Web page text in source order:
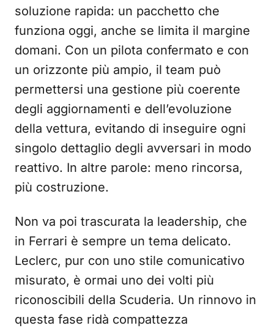
soluzione rapida: un pacchetto che
funziona oggi, anche se limita il margine
domani. Con un pilota confermato e con
un orizzonte più ampio, il team può
permettersi una gestione più coerente
degli aggiornamenti e dell’evoluzione
della vettura, evitando di inseguire ogni
singolo dettaglio degli avversari in modo
reattivo. In altre parole: meno rincorsa,
più costruzione.
Non va poi trascurata la leadership, che
in Ferrari è sempre un tema delicato.
Leclerc, pur con uno stile comunicativo
misurato, è ormai uno dei volti più
riconoscibili della Scuderia. Un rinnovo in
questa fase ridà compattezza